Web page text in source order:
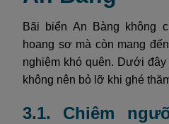
Bãi biển An Bàng không
hoang sơ mà còn mang
nghiệm khó quên. Dưới
không nên bỏ lỡ khi ghé
3.1. Chiêm